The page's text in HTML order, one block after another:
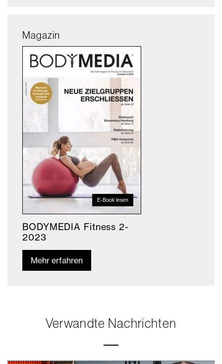
Magazin
E-Book lesen
BODYMEDIA Fitness 2-
2023
Mehr erfahren
Verwandte Nachrichten